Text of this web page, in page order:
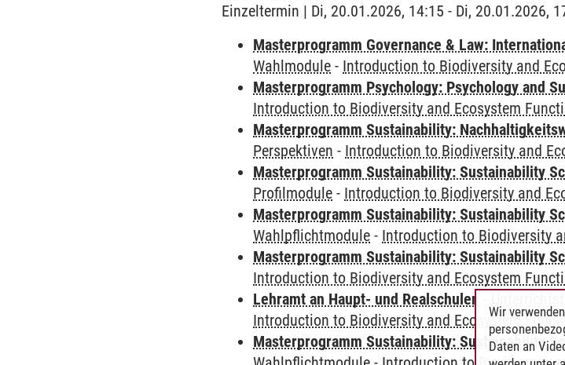
Einzeltermin | Di, 20.01.2026, 14:15 - Di, 20.01.2026,
Masterprogramm Governance & Law:
Wahlmodule - Introduction to Biodiversity and
Masterprogramm Psychology: Psychology and
Introduction to Biodiversity and Ecosystem
Masterprogramm Sustainability:
Perspektiven - Introduction to Biodiversity and
Masterprogramm Sustainability: Sustainability
Profilmodule - Introduction to Biodiversity and
Masterprogramm Sustainability: Sustainability
Wahlpflichtmodule - Introduction to Biodiversity
Masterprogramm Sustainability: Sustainability
Introduction to Biodiversity and Ecosystem
Lehramt an Haupt- und Realschulen
Introduction to Biodiversity and Ecosystem
Masterprogramm Sustainability: Sustainability
Wir
Daten an